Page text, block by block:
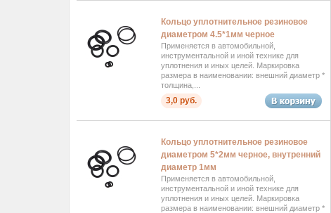
Кольцо уплотнительное резиновое
диаметром 4.5*1мм черное
Применяется в автомобильной,
инструментальной и иной технике для
уплотнения и иных целей. Маркировка
размера в наименовании: внешний диаметр *
толщина,...
3,0 руб.
Кольцо уплотнительное резиновое
диаметром 5*2мм черное, внутренний
диаметр 1мм
Применяется в автомобильной,
инструментальной и иной технике для
уплотнения и иных целей. Маркировка
размера в наименовании: внешний диаметр *